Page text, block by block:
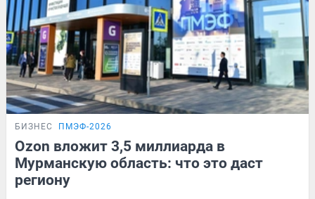
БИЗНЕС ПМЭФ-2026
Ozon вложит 3,5 миллиарда в
Мурманскую область: что это даст
региону